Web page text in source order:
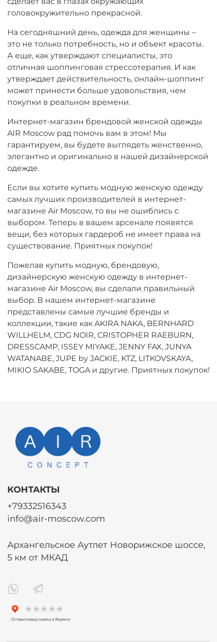
головокружительно прекрасной.
На сегодняшний день, одежда для женщины –
это не только потребность, но и объект красоты.
А еще, как утверждают специалисты, это
отличная шоппинговая стрессотерапия. И как
утверждает действительность, онлайн-шоппинг
может принести больше удовольствия, чем
покупки в реальном времени.
Интернет-магазин брендовой женской одежды
AIR Moscow рад помочь вам в этом! Мы
гарантируем, вы будете выглядеть женственно,
элегантно и оригинально в нашей дизайнерской
одежде.
Если вы хотите купить модную женскую одежду
самых лучших производителей в интернет-
магазине Air Moscow, то вы не ошиблись с
выбором. Теперь в вашем арсенале появятся
вещи, без которых гардероб не имеет права на
существование. Приятных покупок!
Пожелав купить модную, брендовую,
дизайнерскую женскую одежду в интернет-
магазине Air Moscow, вы сделали правильный
выбор. В нашем интернет-магазине
представлены самые лучшие бренды и
коллекции, такие как AKIRA NAKA, BERNHARD
WILLHELM, CDG NOIR, CRISTOPHER RAEBURN,
DRESSCAMP, ISSEY MIYAKE, JENNY FAX, JUNYA
WATANABE, JUPE by JACKIE, KTZ, LITKOVSKAYA,
MIKIO SAKABE, TOGA и другие. Приятных покупок!
КОНТАКТЫ
+79332516343
info@air-moscow.com
Архангельское Аутлет Новорижское шоссе,
5 км от МКАД